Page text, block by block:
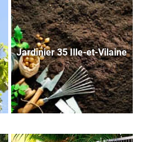
Jardinier 35 Ille-et-Vilaine